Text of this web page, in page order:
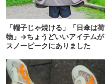
「帽子じゃ焼ける」「日傘は荷
物」→ちょうどいいアイテムが
スノーピークにありました